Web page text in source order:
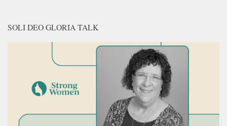
SOLI DEO GLORIA TALK